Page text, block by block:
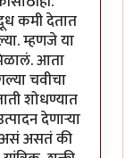
कमी देतात
म्हणजे या
आता
चवीचा
शोधण्यात
देणाऱ्या
असं असतं की